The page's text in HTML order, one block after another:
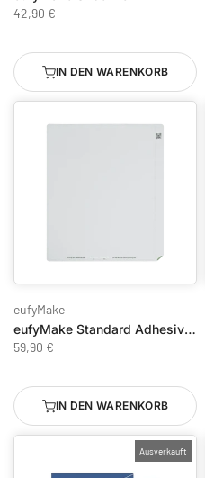
42,90 €
IN DEN WARENKORB
eufyMake
eufyMake Standard Adhesive Mat
59,90 €
IN DEN WARENKORB
Ausverkauft